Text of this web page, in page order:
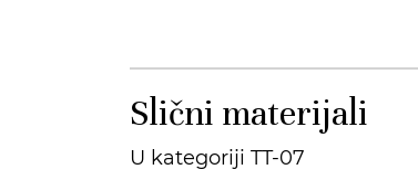
Slični materijali
U kategoriji TT-07